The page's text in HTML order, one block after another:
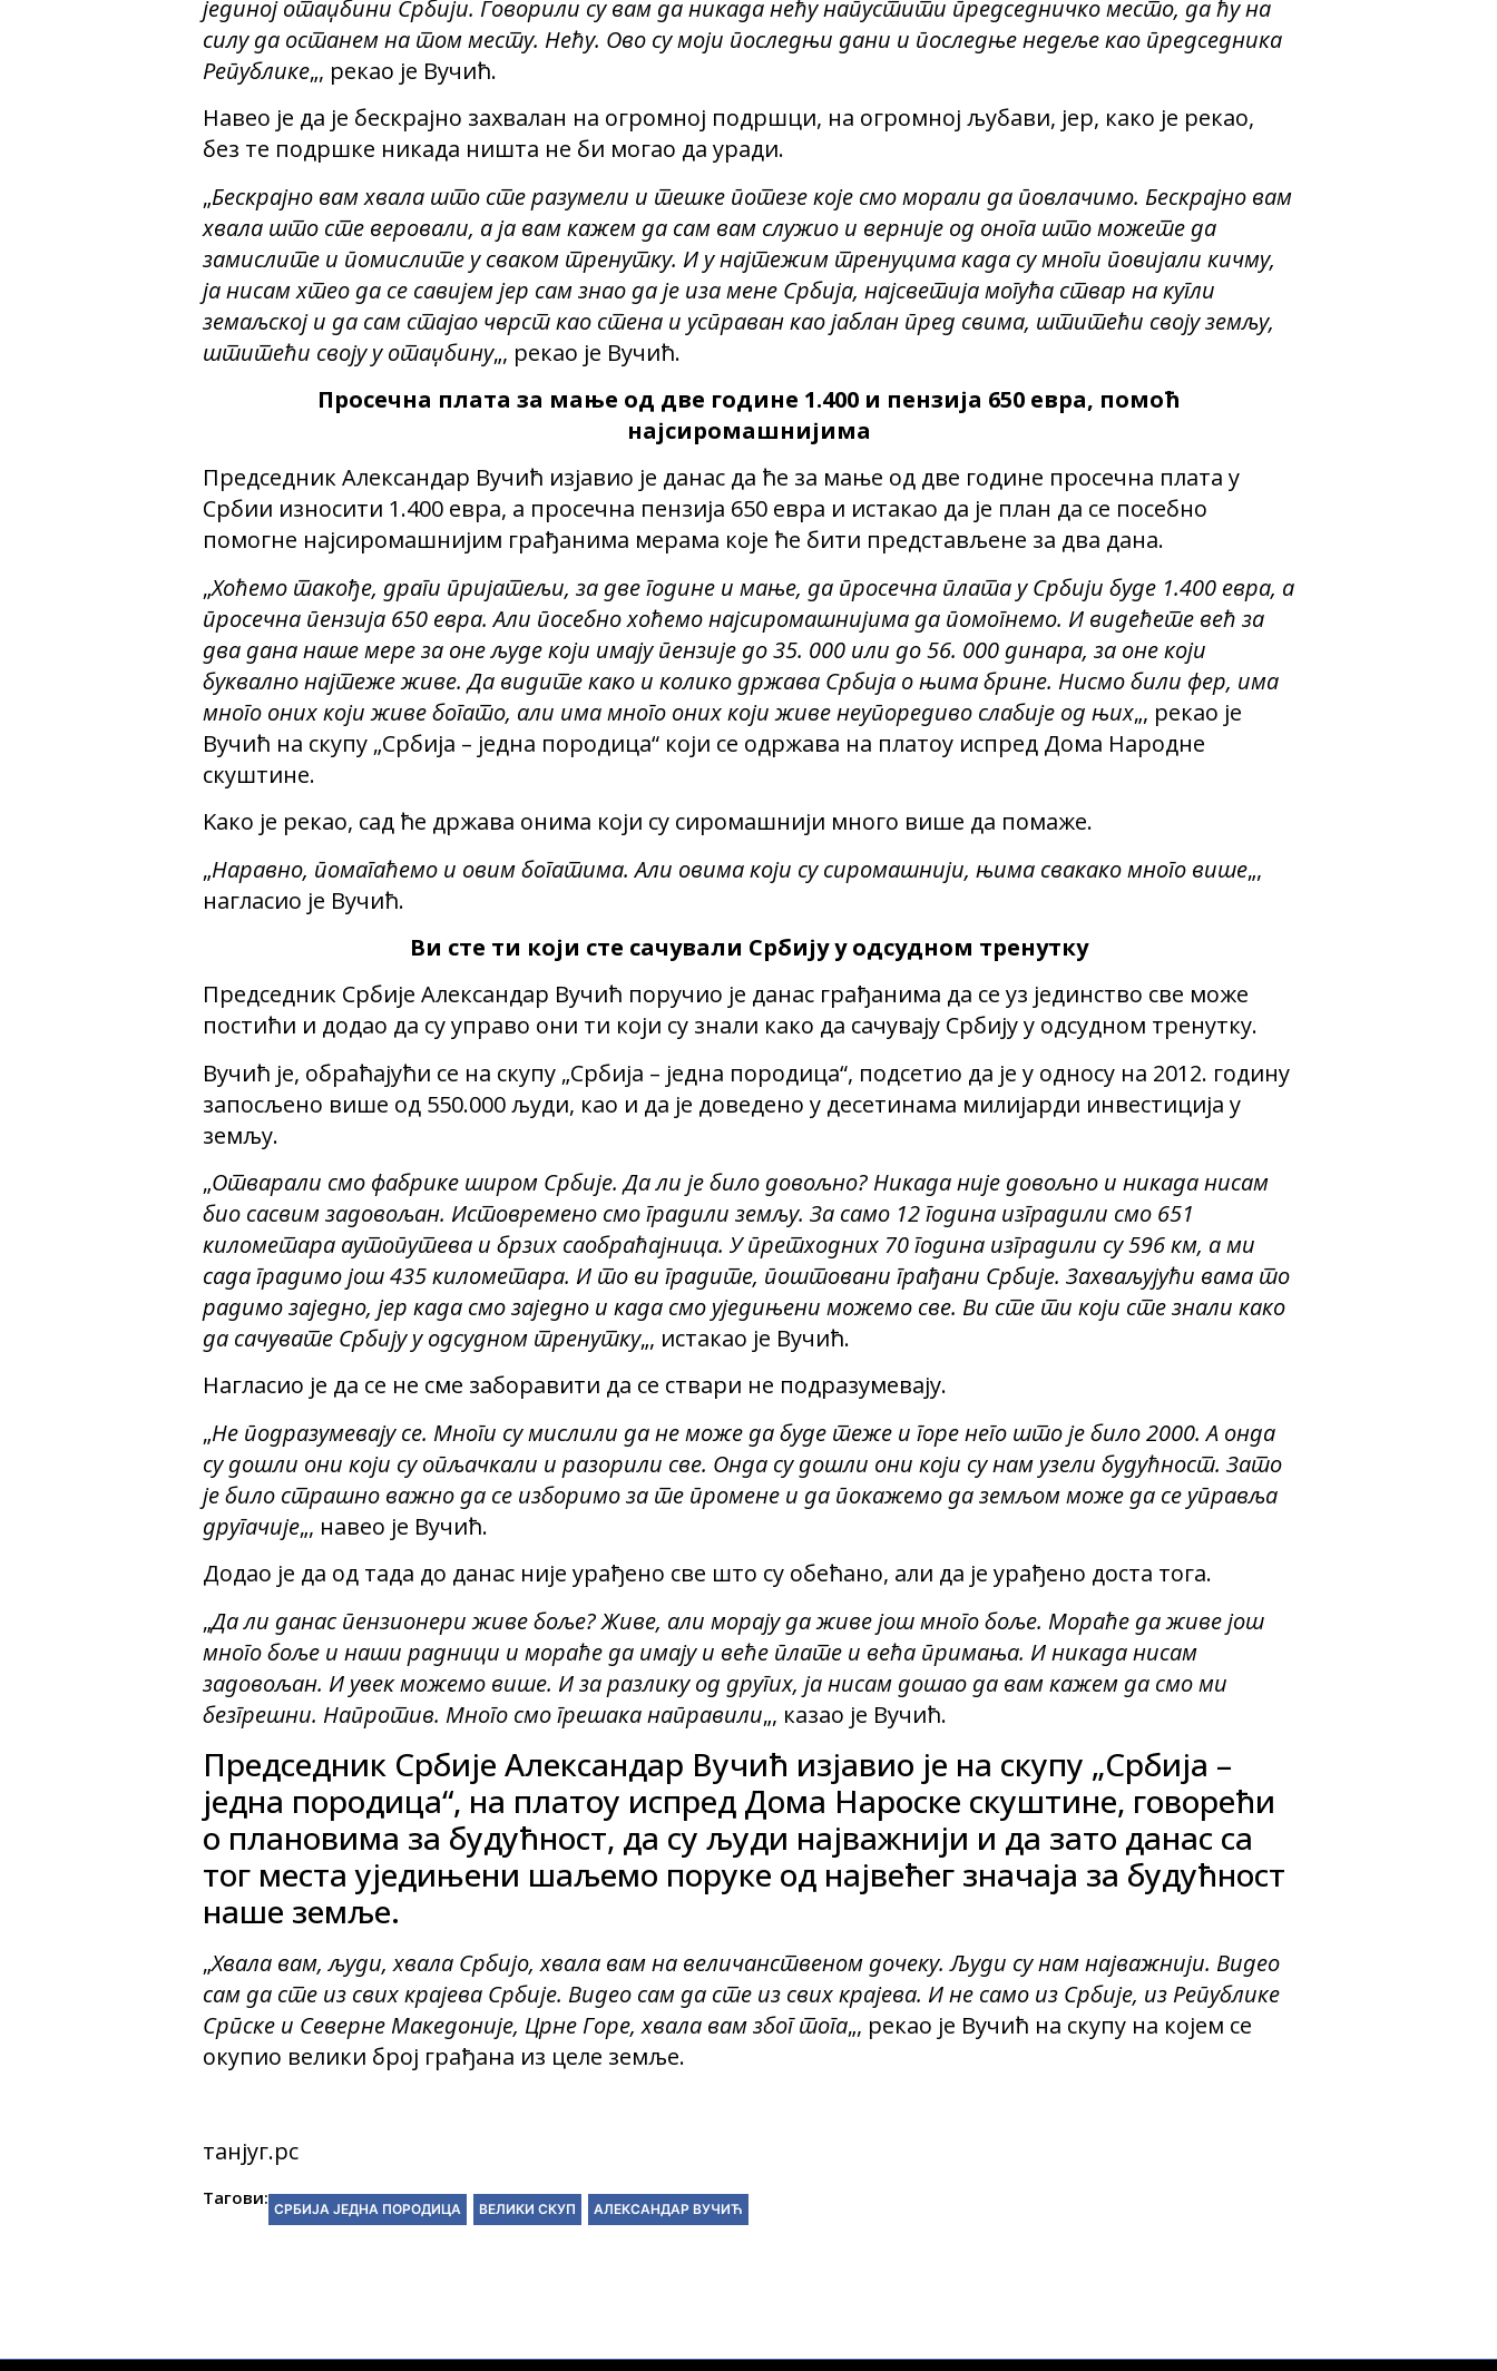
јединој отаџбини Србији. Говорили су вам да никада нећу напустити председничко место, да ћу на
силу да останем на том месту. Нећу. Ово су моји последњи дани и последње недеље као председника
Републике„, рекао је Вучић.
Навео је да је бескрајно захвалан на огромној подршци, на огромној љубави, јер, како је рекао,
без те подршке никада ништа не би могао да уради.
„Бескрајно вам хвала што сте разумели и тешке потезе које смо морали да повлачимо. Бескрајно вам
хвала што сте веровали, а ја вам кажем да сам вам служио и верније од онога што можете да
замислите и помислите у сваком тренутку. И у најтежим тренуцима када су многи повијали кичму,
ја нисам хтео да се савијем јер сам знао да је иза мене Србија, најсветија могућа ствар на кугли
земаљској и да сам стајао чврст као стена и усправан као јаблан пред свима, штитећи своју земљу,
штитећи своју у отаџбину„, рекао је Вучић.
Просечна плата за мање од две године 1.400 и пензија 650 евра, помоћ
најсиромашнијима
Председник Александар Вучић изјавио је данас да ће за мање од две године просечна плата у
Србии износити 1.400 евра, а просечна пензија 650 евра и истакао да је план да се посебно
помогне најсиромашнијим грађанима мерама које ће бити представљене за два дана.
„Хоћемо такође, драги пријатељи, за две године и мање, да просечна плата у Србији буде 1.400 евра, а
просечна пензија 650 евра. Али посебно хоћемо најсиромашнијима да помогнемо. И видећете већ за
два дана наше мере за оне људе који имају пензије до 35. 000 или до 56. 000 динара, за оне који
буквално најтеже живе. Да видите како и колико држава Србија о њима брине. Нисмо били фер, има
много оних који живе богато, али има много оних који живе неупоредиво слабије од њих„, рекао је
Вучић на скупу „Србија – једна породица“ који се одржава на платоу испред Дома Народне
скуштине.
Kако је рекао, сад ће држава онима који су сиромашнији много више да помаже.
„Наравно, помагаћемо и овим богатима. Али овима који су сиромашнији, њима свакако много више„,
нагласио је Вучић.
Ви сте ти који сте сачували Србију у одсудном тренутку
Председник Србије Александар Вучић поручио је данас грађанима да се уз јединство све може
постићи и додао да су управо они ти који су знали како да сачувају Србију у одсудном тренутку.
Вучић је, обраћајући се на скупу „Србија – једна породица“, подсетио да је у односу на 2012. годину
запосљено више од 550.000 људи, као и да је доведено у десетинама милијарди инвестиција у
земљу.
„Отварали смо фабрике широм Србије. Да ли је било довољно? Никада није довољно и никада нисам
био сасвим задовољан. Истовремено смо градили земљу. За само 12 година изградили смо 651
километара аутопутева и брзих саобраћајница. У претходних 70 година изградили су 596 км, а ми
сада градимо још 435 километара. И то ви градите, поштовани грађани Србије. Захваљујући вама то
радимо заједно, јер када смо заједно и када смо уједињени можемо све. Ви сте ти који сте знали како
да сачувате Србију у одсудном тренутку„, истакао је Вучић.
Нагласио је да се не сме заборавити да се ствари не подразумевају.
„Не подразумевају се. Многи су мислили да не може да буде теже и горе него што је било 2000. А онда
су дошли они који су опљачкали и разорили све. Онда су дошли они који су нам узели будућност. Зато
је било страшно важно да се изборимо за те промене и да покажемо да земљом може да се управља
другачије„, навео је Вучић.
Додао је да од тада до данас није урађено све што су обећано, али да је урађено доста тога.
„Да ли данас пензионери живе боље? Живе, али морају да живе још много боље. Мораће да живе још
много боље и наши радници и мораће да имају и веће плате и већа примања. И никада нисам
задовољан. И увек можемо више. И за разлику од других, ја нисам дошао да вам кажем да смо ми
безгрешни. Напротив. Много смо грешака направили„, казао је Вучић.
Председник Србије Александар Вучић изјавио је на скупу „Србија –
једна породица“, на платоу испред Дома Нароске скуштине, говорећи
о плановима за будућност, да су људи најважнији и да зато данас са
тог места уједињени шаљемо поруке од највећег значаја за будућност
наше земље.
„Хвала вам, људи, хвала Србијо, хвала вам на величанственом дочеку. Људи су нам најважнији. Видео
сам да сте из свих крајева Србије. Видео сам да сте из свих крајева. И не само из Србије, из Републике
Српске и Северне Македоније, Црне Горе, хвала вам због тога„, рекао је Вучић на скупу на којем се
окупио велики број грађана из целе земље.
танјуг.рс
Тагови:
СРБИЈА ЈЕДНА ПОРОДИЦА ВЕЛИКИ СКУП АЛЕКСАНДАР ВУЧИЋ